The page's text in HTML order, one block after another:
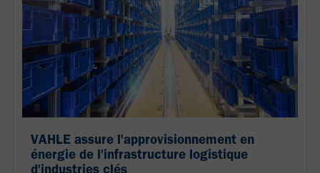
VAHLE assure l'approvisionnement en
énergie de l'infrastructure logistique
d'industries clés